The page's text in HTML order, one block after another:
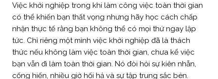
Việc khởi nghiệp trong khi làm công việc toàn thời gian
có thể khiến bạn thất vọng nhưng hãy học cách chấp
nhận thực tế rằng bạn không thể có mọi thứ ngay lập
tức. Chỉ riêng một mình việc khởi nghiệp đã là thách
thức nếu không làm việc toàn thời gian, chưa kể việc
bạn vẫn đi làm toàn thời gian. Nó đòi hỏi sự kiên nhẫn,
cống hiến, nhiều giờ hối hả và sự tập trung sắc bén.